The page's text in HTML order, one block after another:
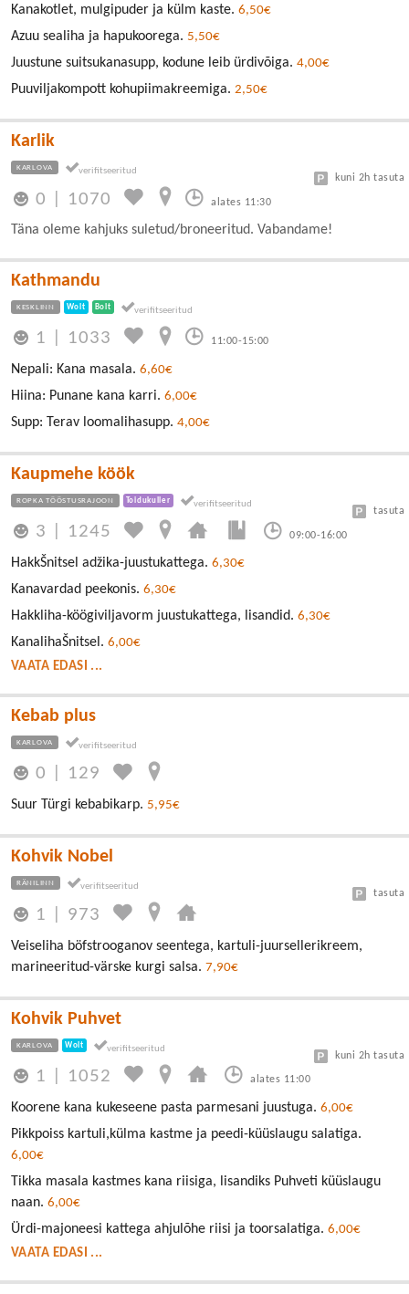
Kanakotlet, mulgipuder ja külm kaste. 6,50€
Azuu sealiha ja hapukoorega. 5,50€
Juustune suitsukanasupp, kodune leib ürdivõiga. 4,00€
Puuviljakompott kohupiimakreemiga. 2,50€
Karlik
KARLOVA
0 1070 alates 11:30
kuni 2h tasuta
Täna oleme kahjuks suletud/broneeritud. Vabandame!
Kathmandu
KESKLINN Wolt Bolt
1 1033 11:00-15:00
Nepali: Kana masala. 6,60€
Hiina: Punane kana karri. 6,00€
Supp: Terav loomalihasupp. 4,00€
Kaupmehe köök
ROPKA TÖÖSTUSRAJOON Toidukuller
3 1245 09:00-16:00
tasuta
HakkŠnitsel adžika-juustukattega. 6,30€
Kanavardad peekonis. 6,30€
Hakkliha-köögiviljavorm juustukattega, lisandid. 6,30€
KanalihaŠnitsel. 6,00€
VAATA EDASI ...
Kebab plus
KARLOVA
0 129
Suur Türgi kebabikarp. 5,95€
Kohvik Nobel
RÄNILINN
1 973
tasuta
Veiseliha böfstrooganov seentega, kartuli-juursellerikreem,
marineeritud-värske kurgi salsa. 7,90€
Kohvik Puhvet
KARLOVA Wolt
1 1052 alates 11:00
kuni 2h tasuta
Koorene kana kukeseene pasta parmesani juustuga. 6,00€
Pikkpoiss kartuli,külma kastme ja peedi-küüslaugu salatiga.
6,00€
Tikka masala kastmes kana riisiga, lisandiks Puhveti küüslaugu
naan. 6,00€
Ürdi-majoneesi kattega ahjulõhe riisi ja toorsalatiga. 6,00€
VAATA EDASI ...